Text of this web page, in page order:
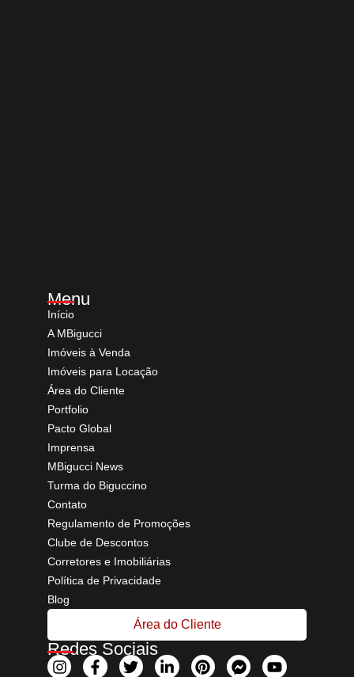
Menu
Início
A MBigucci
Imóveis à Venda
Imóveis para Locação
Área do Cliente
Portfolio
Pacto Global
Imprensa
MBigucci News
Turma do Biguccino
Contato
Regulamento de Promoções
Clube de Descontos
Corretores e Imobiliárias
Política de Privacidade
Blog
Área do Cliente
Redes Sociais